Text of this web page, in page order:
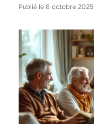
8 octobre 2025